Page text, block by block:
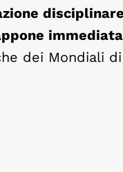
dei Mondiali